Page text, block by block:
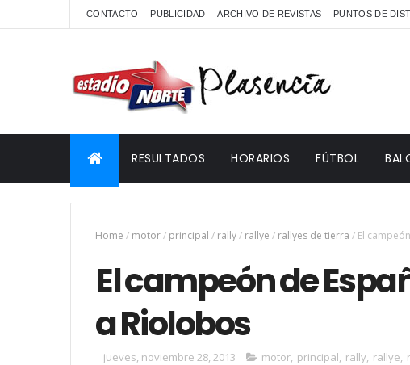
CONTACTO PUBLICIDAD ARCHIVO DE REVISTAS PUNTOS DE
RESULTADOS HORARIOS FÚTBOL
Home / motor/ principal / rally/ rallye / rallyes de tierra / El
El campeón de
a Riolobos
jueves, noviembre 28, 2013 motor, principal, rally, rallye,